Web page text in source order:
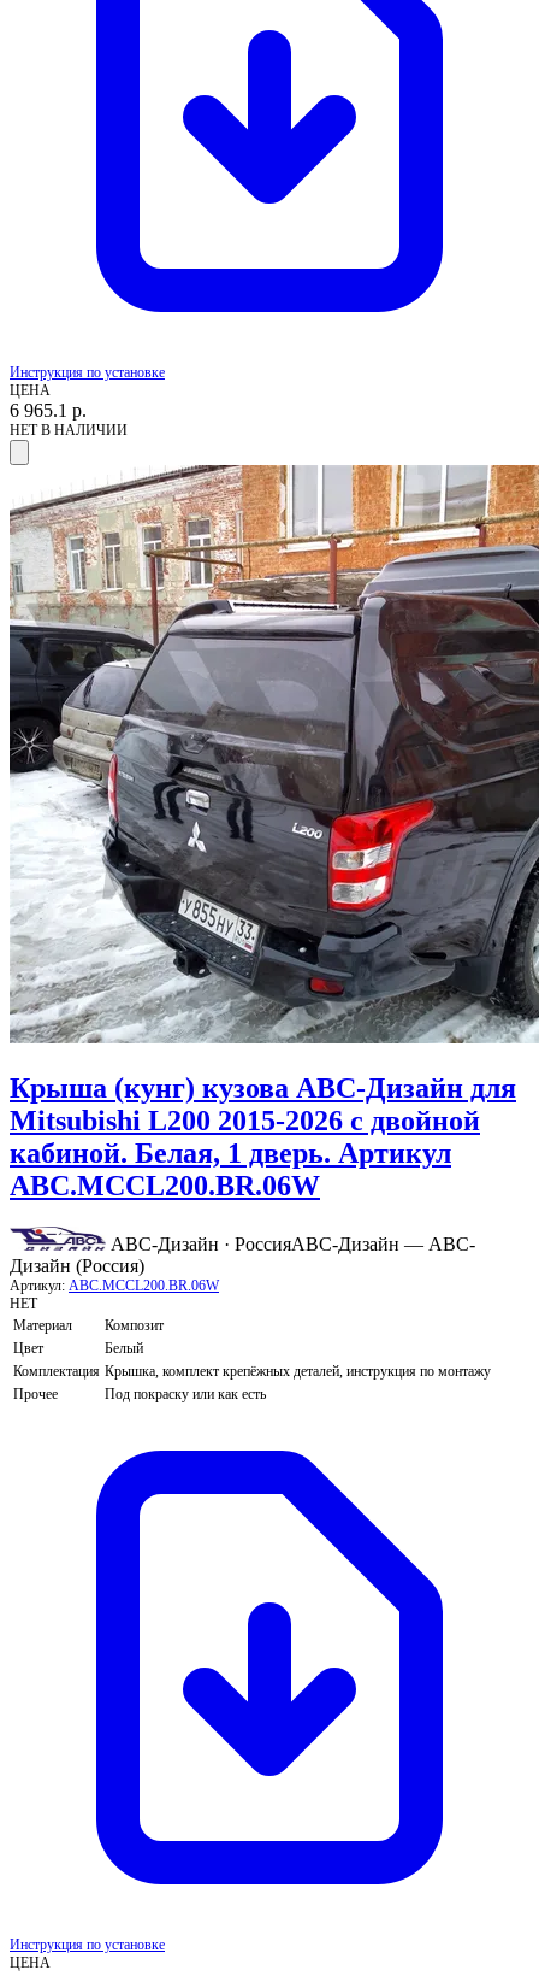
Инструкция по установке
ЦЕНА
6 965.1 р.
НЕТ В НАЛИЧИИ
Крыша (кунг) кузова АВС-Дизайн для
Mitsubishi L200 2015-2026 с двойной
кабиной. Белая, 1 дверь. Артикул
ABC.MCCL200.BR.06W
АВС-Дизайн · РоссияАВС-Дизайн — АВС-
Дизайн (Россия)
Артикул: ABC.MCCL200.BR.06W
НЕТ
Материал
Композит
Цвет
Белый
Комплектация Крышка, комплект крепёжных деталей, инструкция по монтажу
Прочее
Под покраску или как есть
Инструкция по установке
ЦЕНА